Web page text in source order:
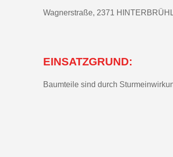
Wagnerstraße, 2371
EINSATZGRUND:
Baumteile sind durch